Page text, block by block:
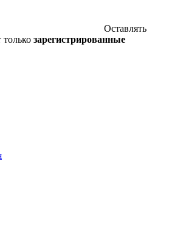
Оставлять
зарегистрированные